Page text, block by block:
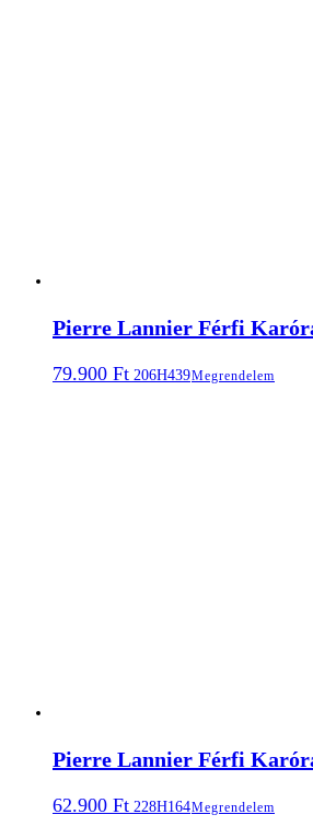
Pierre Lannier Férfi
79.900 Ft 206H439Megrendelem
Pierre Lannier Férfi
62.900 Ft 228H164Megrendelem